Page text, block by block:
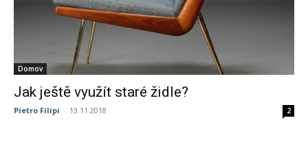
Domov
Jak ještě využít staré židle?
Pietro Filipi - 13.11.2018 2